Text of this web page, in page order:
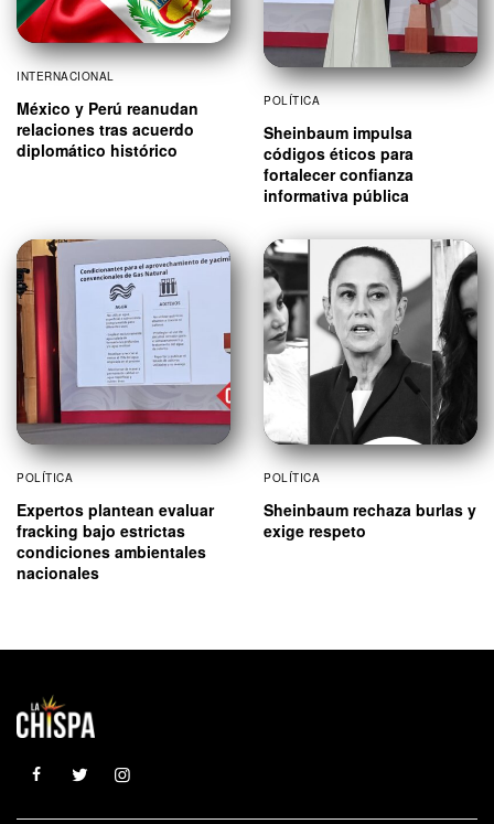
INTERNACIONAL
México y Perú reanudan
relaciones tras acuerdo
diplomático histórico
POLÍTICA
Sheinbaum impulsa
códigos éticos para
fortalecer confianza
informativa pública
POLÍTICA
Expertos plantean evaluar
fracking bajo estrictas
condiciones ambientales
nacionales
POLÍTICA
Sheinbaum rechaza burlas y
exige respeto